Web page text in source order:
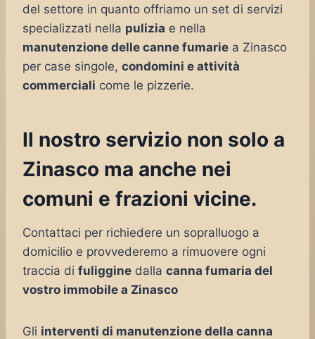
del settore in quanto offriamo un set di servizi
specializzati nella pulizia e nella
manutenzione delle canne fumarie a Zinasco
per case singole, condomini e attività
commerciali come le pizzerie.
Il nostro servizio non solo a
Zinasco ma anche nei
comuni e frazioni vicine.
Contattaci per richiedere un sopralluogo a
domicilio e provvederemo a rimuovere ogni
traccia di fuliggine dalla canna fumaria del
vostro immobile a Zinasco
Gli interventi di manutenzione della canna